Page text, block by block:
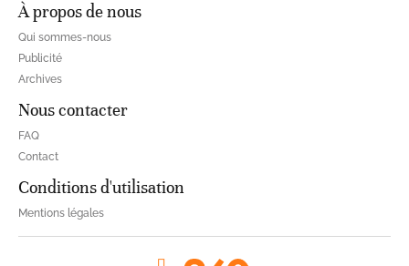
À propos de nous
Qui sommes-nous
Publicité
Archives
Nous contacter
FAQ
Contact
Conditions d'utilisation
Mentions légales